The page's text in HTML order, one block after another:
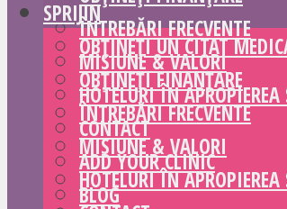
ÎNTREBĂRI FRECVENTE
MISIUNE & VALORI
HOTELURI ÎN APROPIEREA
CONTACT
ADD YOUR CLINIC
BLOG
SPRIJIN
OBȚINEȚI UN CITAT
OBȚINEȚI FINANȚARE
ÎNTREBĂRI FRECVENTE
MISIUNE & VALORI
HOTELURI ÎN APROPIEREA